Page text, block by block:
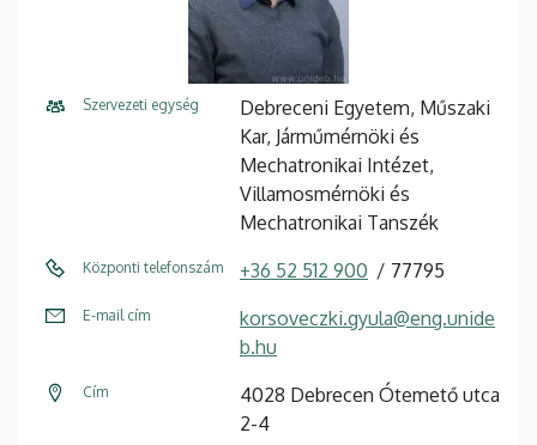
Szervezeti egység
Debreceni Egyetem, Műszaki
Kar, Járműmérnöki és
Mechatronikai Intézet,
Villamosmérnöki és
Mechatronikai Tanszék
Központi telefonszám +36 52 512 900 77795
E-mail cím
korsoveczki.gyula@eng.unide
b.hu
Cím
4028 Debrecen Ótemető utca
2-4